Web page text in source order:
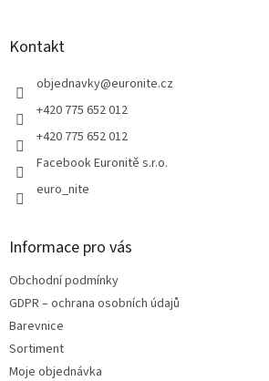
Kontakt
objednavky@euronite.cz
+420 775 652 012
+420 775 652 012
Facebook Euronitě s.r.o.
euro_nite
Informace pro vás
Obchodní podmínky
GDPR – ochrana osobních údajů
Barevnice
Sortiment
Moje objednávka